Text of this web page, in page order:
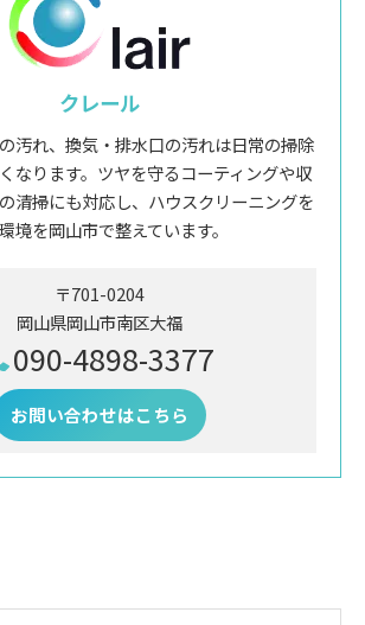
クレール
汚れ、換気・排水口の汚れは日常の掃除
なります。ツヤを守るコーティングや収
清掃にも対応し、ハウスクリーニングを
境を岡山市で整えています。
〒701-0204
岡山県岡山市南区大福
090-4898-3377
お問い合わせはこちら